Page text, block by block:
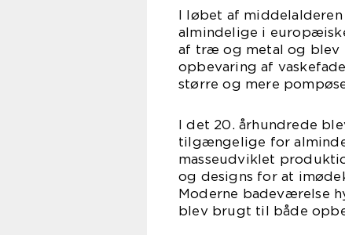
I løbet af
almindelige i
af træ og metal og blev
opbevaring af
større og mere
I det 20. århundrede
tilgængelige for
masseudviklet
og designs for at
Moderne badeværelse
blev brugt til både